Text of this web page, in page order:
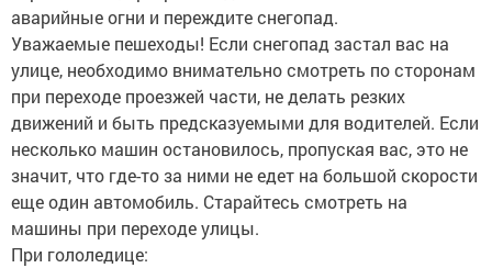
аварийные огни и переждите снегопад.
Уважаемые пешеходы! Если снегопад застал вас на
улице, необходимо внимательно смотреть по сторонам
при переходе проезжей части, не делать резких
движений и быть предсказуемыми для водителей. Если
несколько машин остановилось, пропуская вас, это не
значит, что где-то за ними не едет на большой скорости
еще один автомобиль. Старайтесь смотреть на
машины при переходе улицы.
При гололедице: